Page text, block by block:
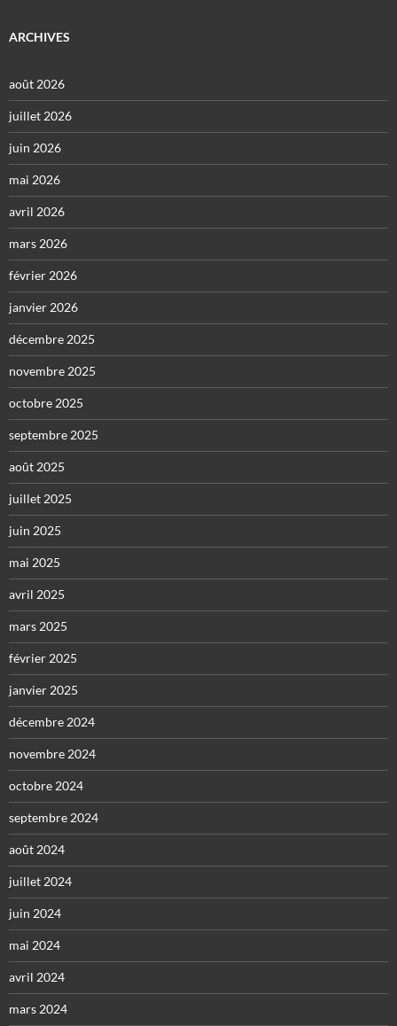
ARCHIVES
août 2026
juillet 2026
juin 2026
mai 2026
avril 2026
mars 2026
février 2026
janvier 2026
décembre 2025
novembre 2025
octobre 2025
septembre 2025
août 2025
juillet 2025
juin 2025
mai 2025
avril 2025
mars 2025
février 2025
janvier 2025
décembre 2024
novembre 2024
octobre 2024
septembre 2024
août 2024
juillet 2024
juin 2024
mai 2024
avril 2024
mars 2024